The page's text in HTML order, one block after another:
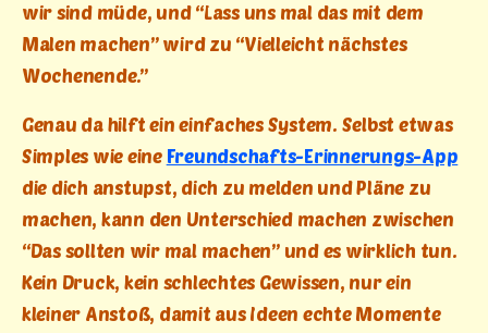
wir sind müde, und “Lass uns mal das mit dem
Malen machen” wird zu “Vielleicht nächstes
Wochenende.”
Genau da hilft ein einfaches System. Selbst etwas
Simples wie eine Freundschafts-Erinnerungs-App
die dich anstupst, dich zu melden und Pläne zu
machen, kann den Unterschied machen zwischen
“Das sollten wir mal machen” und es wirklich tun.
Kein Druck, kein schlechtes Gewissen, nur ein
kleiner Anstoß, damit aus Ideen echte Momente